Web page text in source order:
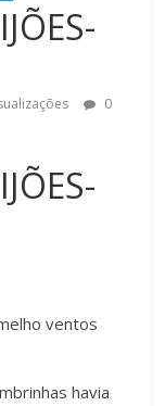
0
ventos
havia